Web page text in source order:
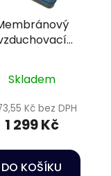
Skladem
Kč bez DPH
1 299 Kč
DO KOŠÍKU